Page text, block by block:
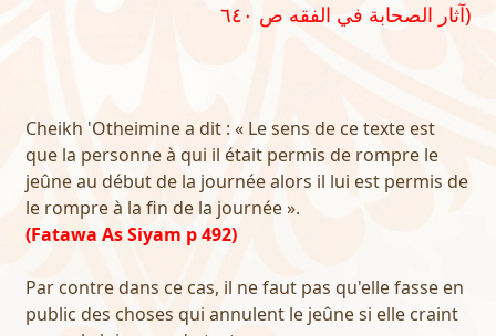
آثار الصحابة في الفقه ص ٦٤٠)
Cheikh 'Otheimine a dit : « Le sens de ce texte est
que la personne à qui il était permis de rompre le
jeûne au début de la journée alors il lui est permis de
le rompre à la fin de la journée ».
(Fatawa As Siyam p 492)
Par contre dans ce cas, il ne faut pas qu'elle fasse en
public des choses qui annulent le jeûne si elle craint